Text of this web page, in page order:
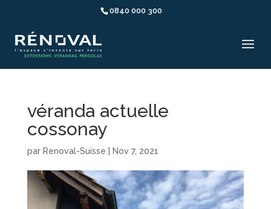
0840 000 300
véranda actuelle
cossonay
par Renoval-Suisse Nov 7, 2021